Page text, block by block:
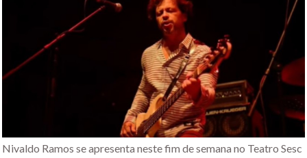
Nivaldo Ramos se apresenta neste fim de semana no Teatro Sesc